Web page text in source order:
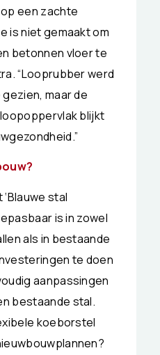
een zachte
is niet gemaakt om
betonnen vloer te
“Looprubber werd
maar de
blijkt
stal
is in zowel
als in bestaande
te doen
aanpassingen
bestaande stal.
koeborstel